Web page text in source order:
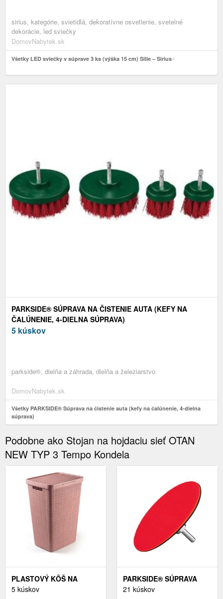
sirius, kategórie, svietidlá, dekoratívne osvetlenie, svetelné
dekorácie, led sviečky
DomovNabytek.sk
Všetky LED sviečky v súprave 3 ks (výška 15 cm) Sille – Sirius
PARKSIDE® SÚPRAVA NA ČISTENIE AUTA (KEFY NA
ČALÚNENIE, 4-DIELNA SÚPRAVA)
5 kúskov
parkside®, dielňa a záhrada, dielňa a železiarstvo
DomovNabytek.sk
Všetky PARKSIDE® Súprava na čistenie auta (kefy na čalúnenie, 4-dielna
súprava)
Podobne ako Stojan na hojdaciu sieť OTAN
NEW TYP 3 Tempo Kondela
PLASTOVÝ KÔŠ NA
BIELIZEŇ 58 L JUTE -
5 kúskov
PARKSIDE® SÚPRAVA
BRÚSNYCH KOTÚČOV
21 kúskov